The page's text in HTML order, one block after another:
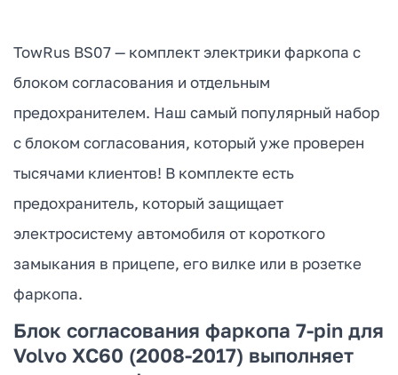
TowRus BS07 — комплект электрики фаркопа с
блоком согласования и отдельным
предохранителем. Наш самый популярный набор
с блоком согласования, который уже проверен
тысячами клиентов! В комплекте есть
предохранитель, который защищает
электросистему автомобиля от короткого
замыкания в прицепе, его вилке или в розетке
фаркопа.
Блок согласования фаркопа 7-pin для
Volvo XC60 (2008-2017) выполняет